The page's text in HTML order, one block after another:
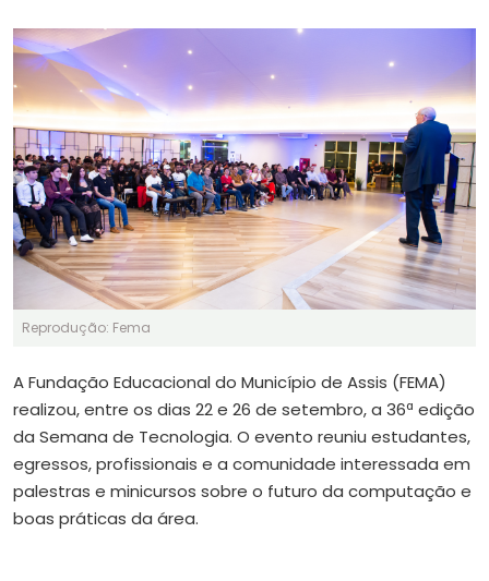
Reprodução: Fema
A Fundação Educacional do Município de Assis (FEMA)
realizou, entre os dias 22 e 26 de setembro, a 36ª edição
da Semana de Tecnologia. O evento reuniu estudantes,
egressos, profissionais e a comunidade interessada em
palestras e minicursos sobre o futuro da computação e
boas práticas da área.